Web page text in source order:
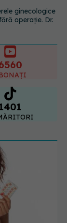
vs
în cancerul
Bogdan
diferența și
1401